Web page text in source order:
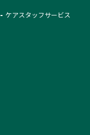
ケアスタッフサービス